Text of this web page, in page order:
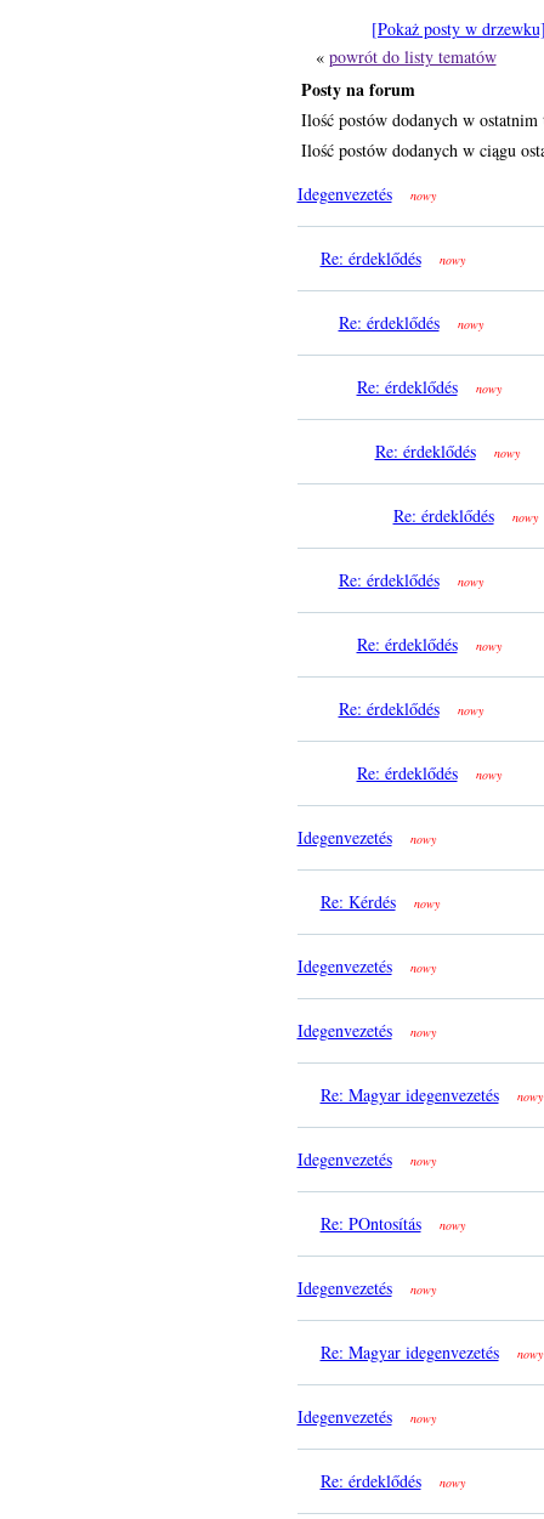
[Pokaż posty w
« powrót do listy tematów
Posty na forum
Ilość postów dodanych w ostatnim
Ilość postów dodanych w ciągu
Idegenvezetés
nowy
Re: érdeklődés nowy
Re: érdeklődés nowy
Re: érdeklődés nowy
Re: érdeklődés nowy
Re: érdeklődés nowy
Re: érdeklődés nowy
Re: érdeklődés nowy
Re: érdeklődés nowy
Re: érdeklődés nowy
Idegenvezetés nowy
Re: Kérdés nowy
Idegenvezetés nowy
Idegenvezetés nowy
Re: Magyar idegenvezetés nowy
Idegenvezetés nowy
Re: POntosítás nowy
Idegenvezetés nowy
Re: Magyar idegenvezetés nowy
Idegenvezetés nowy
Re: érdeklődés nowy